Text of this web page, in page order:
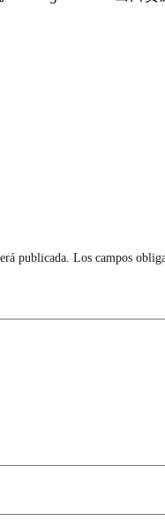
publicada. Los campos